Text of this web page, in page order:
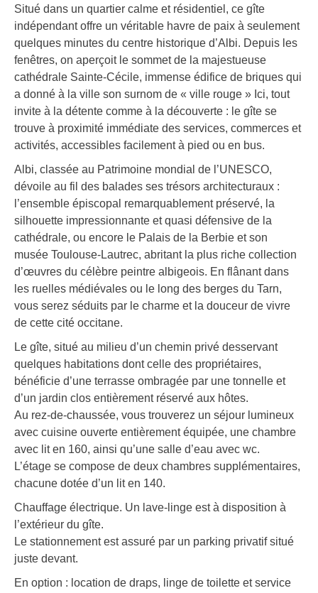
Situé dans un quartier calme et résidentiel, ce gîte
indépendant offre un véritable havre de paix à seulement
quelques minutes du centre historique d’Albi. Depuis les
fenêtres, on aperçoit le sommet de la majestueuse
cathédrale Sainte-Cécile, immense édifice de briques qui
a donné à la ville son surnom de « ville rouge » Ici, tout
invite à la détente comme à la découverte : le gîte se
trouve à proximité immédiate des services, commerces et
activités, accessibles facilement à pied ou en bus.
Albi, classée au Patrimoine mondial de l’UNESCO,
dévoile au fil des balades ses trésors architecturaux :
l’ensemble épiscopal remarquablement préservé, la
silhouette impressionnante et quasi défensive de la
cathédrale, ou encore le Palais de la Berbie et son
musée Toulouse-Lautrec, abritant la plus riche collection
d’œuvres du célèbre peintre albigeois. En flânant dans
les ruelles médiévales ou le long des berges du Tarn,
vous serez séduits par le charme et la douceur de vivre
de cette cité occitane.
Le gîte, situé au milieu d’un chemin privé desservant
quelques habitations dont celle des propriétaires,
bénéficie d’une terrasse ombragée par une tonnelle et
d’un jardin clos entièrement réservé aux hôtes.
Au rez-de-chaussée, vous trouverez un séjour lumineux
avec cuisine ouverte entièrement équipée, une chambre
avec lit en 160, ainsi qu’une salle d’eau avec wc.
L’étage se compose de deux chambres supplémentaires,
chacune dotée d’un lit en 140.
Chauffage électrique. Un lave-linge est à disposition à
l’extérieur du gîte.
Le stationnement est assuré par un parking privatif situé
juste devant.
En option : location de draps, linge de toilette et service